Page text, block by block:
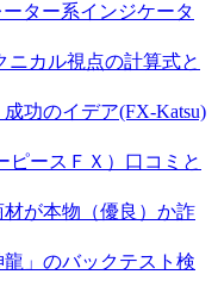
ター系インジケータ
ニカル視点の計算式と
功のイデア(FX-Katsu)
ピースＦＸ）口コミと
が本物（優良）か詐
」のバックテスト検